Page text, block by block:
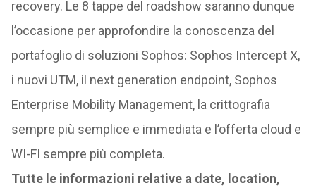
recovery. Le 8 tappe del roadshow saranno dunque
l’occasione per approfondire la conoscenza del
portafoglio di soluzioni Sophos: Sophos Intercept X,
i nuovi UTM, il next generation endpoint, Sophos
Enterprise Mobility Management, la crittografia
sempre più semplice e immediata e l’offerta cloud e
WI-FI sempre più completa.
Tutte le informazioni relative a date, location,